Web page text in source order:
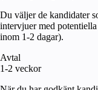
Du väljer de kandidater
intervjuer med
inom 1-2 dagar).
Avtal
1-2 veckor